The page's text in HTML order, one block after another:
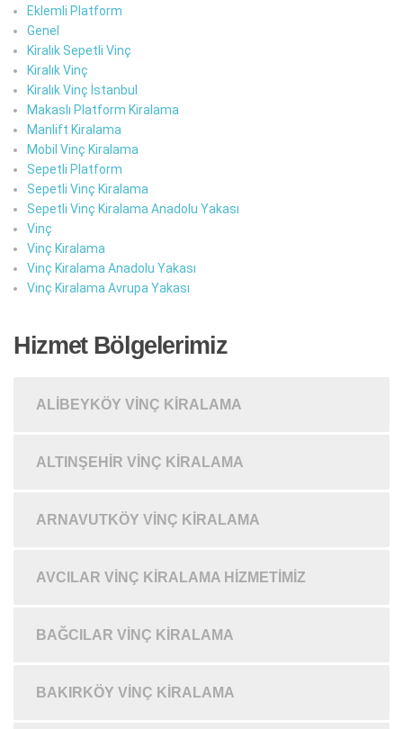
Eklemli Platform
Genel
Kiralık Sepetli Vinç
Kiralık Vinç
Kiralık Vinç İstanbul
Makaslı Platform Kiralama
Manlift Kiralama
Mobil Vinç Kiralama
Sepetli Platform
Sepetli Vinç Kiralama
Sepetli Vinç Kiralama Anadolu Yakası
Vinç
Vinç Kiralama
Vinç Kiralama Anadolu Yakası
Vinç Kiralama Avrupa Yakası
Hizmet Bölgelerimiz
ALIBEYKÖY VINÇ KIRALAMA
ALTINŞEHIR VINÇ KIRALAMA
ARNAVUTKÖY VINÇ KIRALAMA
AVCILAR VINÇ KIRALAMA HIZMETIMIZ
BAĞCILAR VINÇ KIRALAMA
BAKIRKÖY VINÇ KIRALAMA